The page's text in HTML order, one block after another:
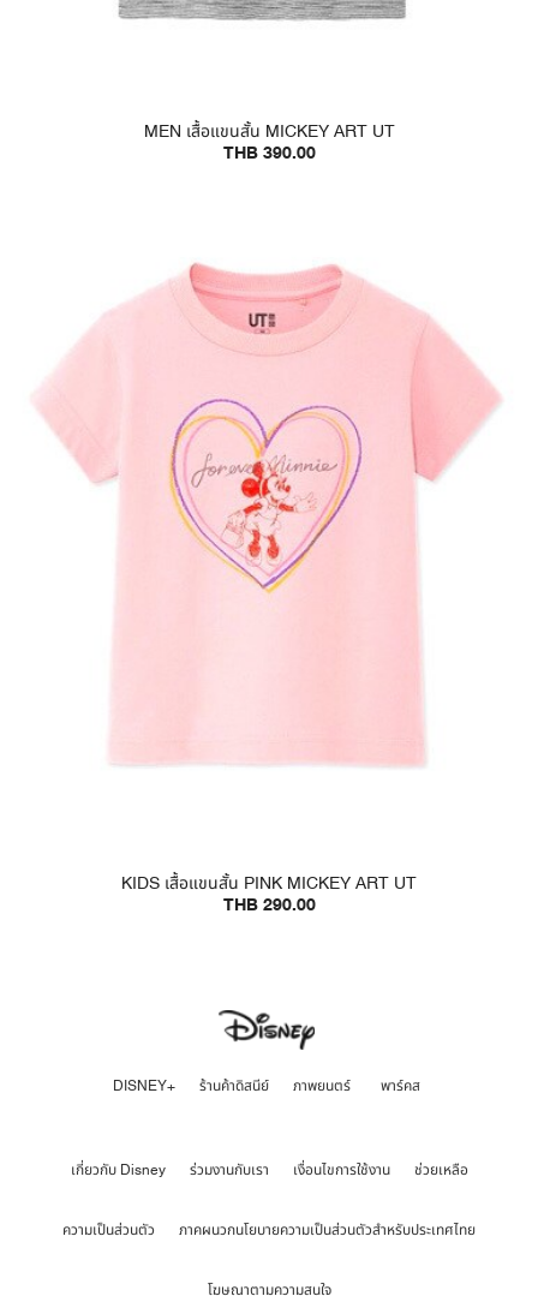
MEN เสื้อแขนสั้น MICKEY ART UT
THB 390.00
KIDS เสื้อแขนสั้น PINK MICKEY ART UT
THB 290.00
DISNEY+ ร้านค้าดิสนีย์ ภาพยนตร์ พาร์คส
เกี่ยวกับ Disney ร่วมงานกับเรา เงื่อนไขการใช้งาน ช่วยเหลือ
ความเป็นส่วนตัว ภาคผนวกนโยบายความเป็นส่วนตัวสำหรับประเทศไทย
โฆษณาตามความสนใจ